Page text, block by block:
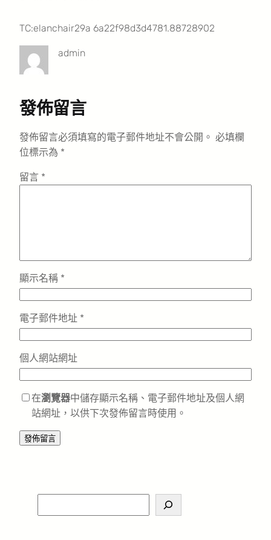
TC:elanchair29a 6a22f98d3d4781.88728902
admin
發佈留言
發佈留言必須填寫的電子郵件地址不會公開。 必填欄
位標示為 *
留言 *
顯示名稱 *
電子郵件地址 *
個人網站網址
在瀏覽器中儲存顯示名稱、電子郵件地址及個人網
站網址，以供下次發佈留言時使用。
e